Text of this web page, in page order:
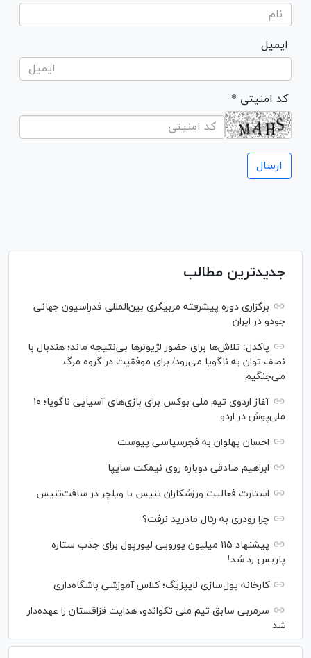
ایمیل
* کد امنیتی
جدیدترین مطالب
برگزاری دوره پیشرفته مربیگری بین‌المللی فدراسیون جهانی
جودو در ایران
پاکدل: تلاش‌ها برای حضور لژیونر‌ها بی‌نتیجه ماند؛ هندبال با
نصف توان به ناگویا می‌رود/ برای موفقیت در گروه مرگ
می‌جنگیم
آغاز اردوی تیم ملی بوکس برای بازی‌های آسیایی ناگویا؛ ۱۰
ملی‌پوش در اردو
احسان پهلوان به فجرسپاسی پیوست
ابراهیم صادقی دوباره روی نیمکت سایپا
استارت فعالیت ورزشکاران تنیس با ویلچر در سافت‌تنیس
چرا رودری به رئال مادرید نرفت؟
پیشنهاد ۱۱۵ میلیون یورویی لیورپول برای جذب ستاره
پاریس رد شد!
کارخانه پول‌سازی لایپزیگ؛ کلاس آموزشی باشگاه‌داری
سرمربی سابق تیم ملی تکواندو، هدایت قزاقستان را عهده‌دار
شد